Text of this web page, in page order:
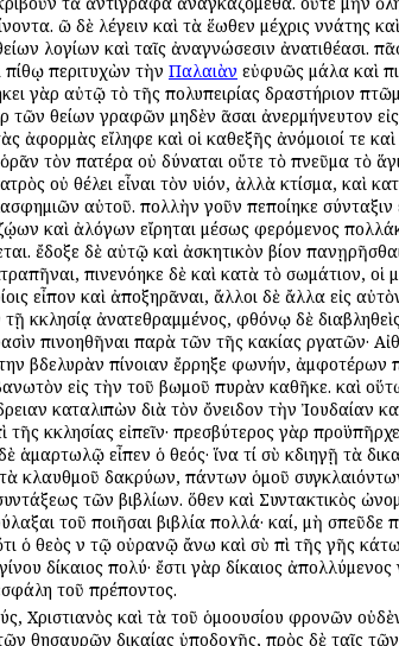
ἐῶ δὲ λέγειν καὶ τὰ ἕωθεν μέχρις ἐννάτης
θείων λογίων καὶ ταῖς ἀναγνώσεσιν
πίθῳ περιτυχὼν τὴν Παλαιὰν εὐφυῶς μάλα καὶ
γὰρ αὐτῷ τὸ τῆς πολυπειρίας δραστήριον
θείων γραφῶν μηδὲν ἐᾶσαι ἀνερμήνευτον
ἀφορμὰς εἴληφε καὶ οἱ καθεξῆς ἀνόμοιοί τε
τὸν πατέρα οὐ δύναται οὔτε τὸ πνεῦμα τὸ
οὐ θέλει εἶναι τὸν υἱόν, ἀλλὰ κτίσμα, καὶ
αὐτοῦ. πολλὴν γοῦν πεποίηκε σύνταξιν
ζῴων καὶ ἀλόγων εἴρηται μέσως φερόμενος
ἔδοξε δὲ αὐτῷ καὶ ἀσκητικὸν βίον
ἐπινενόηκε δὲ καὶ κατὰ τὸ σωμάτιον,
εἶπον καὶ ἀποξηρᾶναι, ἄλλοι δὲ ἄλλα εἰς
ἐκκλησίᾳ ἀνατεθραμμένος, φθόνῳ δὲ
ἐπινοηθῆναι παρὰ τῶν τῆς κακίας
βδελυρὰν ἐπίνοιαν ἔρρηξε φωνήν,
εἰς τὴν τοῦ βωμοῦ πυρὰν καθῆκε. καὶ
καταλιπὼν διὰ τὸν ὄνειδον τὴν Ἰουδαίαν
τῆς ἐκκλησίας εἰπεῖν· πρεσβύτερος γὰρ
ἁμαρτωλῷ εἶπεν ὁ θεός· ἵνα τί σὺ ἐκδιηγῇ τὰ
κλαυθμοῦ δακρύων, πάντων ὁμοῦ
τῶν βιβλίων. ὅθεν καὶ Συντακτικὸς
τοῦ ποιῆσαι βιβλία πολλά· καί, μὴ σπεῦδε
θεὸς ἐν τῷ οὐρανῷ ἄνω καὶ σὺ ἐπὶ τῆς γῆς
δίκαιος πολύ· ἔστι γὰρ δίκαιος
τοῦ πρέποντος.
Χριστιανὸς καὶ τὰ τοῦ ὁμοουσίου φρονῶν οὐδὲν
θησαυρῶν δικαίας ὑποδοχῆς, πρὸς δὲ ταῖς